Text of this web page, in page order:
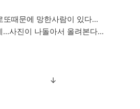
또때문에 망한사람이 있다...
...사진이 나돌아서 올려본다...